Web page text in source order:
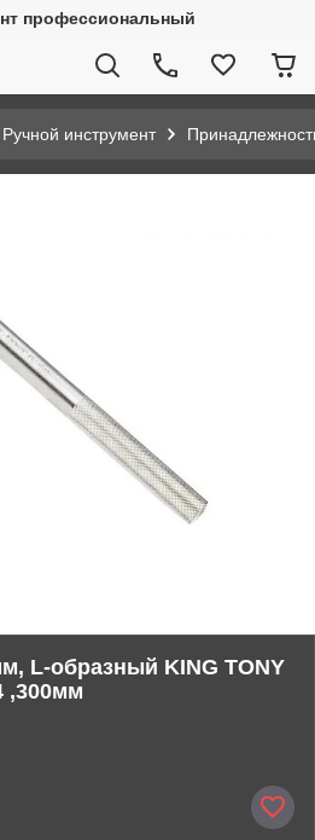
профессиональный
Ручной инструмент
L-образный KING TONY
,300мм